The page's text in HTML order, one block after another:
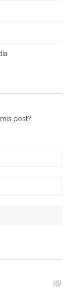
post?
(6)